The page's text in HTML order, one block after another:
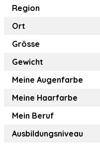
Region
Ort
Grösse
Gewicht
Meine Augenfarbe
Meine Haarfarbe
Mein Beruf
Ausbildungsniveau